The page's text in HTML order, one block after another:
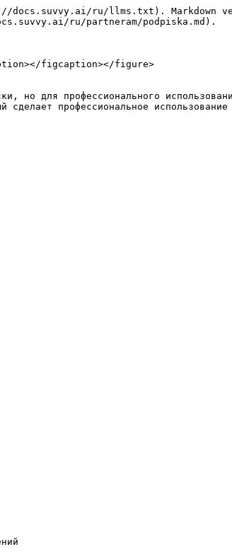
ru/llms.txt). Markdown
ru/partneram/podpiska.md).
figcaption></figure>
но для профессионального
профессиональное